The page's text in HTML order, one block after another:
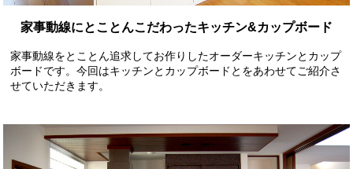
家事動線にとことんこだわったキッチン&カップボード
家事動線をとことん追求してお作りしたオーダーキッチンとカップ
ボードです。今回はキッチンとカップボードとをあわせてご紹介さ
せていただきます。